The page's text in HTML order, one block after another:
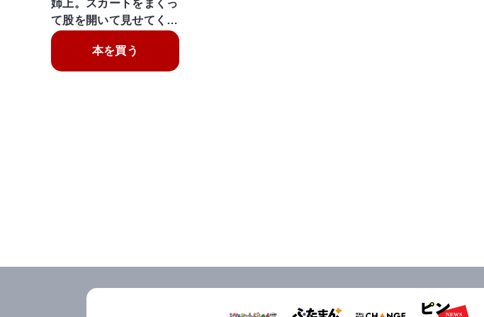
姉上。スカートをまくっ
て股を開いて見せてく…
本を買う